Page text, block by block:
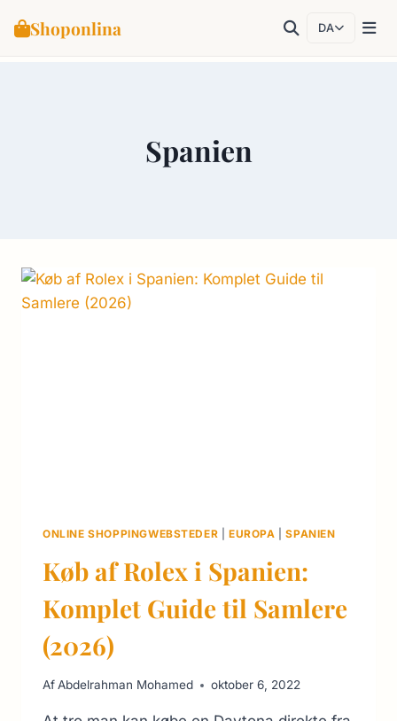
Shoponlina DA
Spanien
ONLINE SHOPPINGWEBSTEDER |EUROPA |SPANIEN
Køb af Rolex i Spanien:
Komplet Guide til Samlere
(2026)
AfAbdelrahman Mohamed oktober 6, 2022